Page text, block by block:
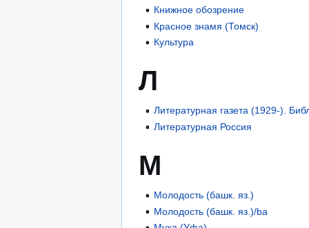
Книжное обозрение
Красное знамя (Томск)
Культура
Л
Литературная газета (1929-).
Литературная Россия
М
Молодость (башк. яз.)
Молодость (башк. яз.)/ba